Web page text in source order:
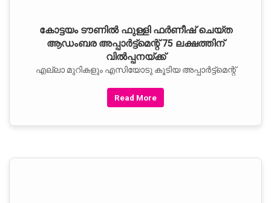
കോട്ടയം ടൗണില്‍ ഫുള്ളി ഫര്‍ണീഷ് ചെയ്ത
ആഡംബര അപ്പാര്‍ട്ട്‌മെന്റ് 75 ലക്ഷത്തിന്
വില്‍പ്പനയ്ക്ക്
എല്ലാ മുറികളും എസിയോടു കൂടിയ അപ്പാര്‍ട്ട്‌മെന്റ്
Read More